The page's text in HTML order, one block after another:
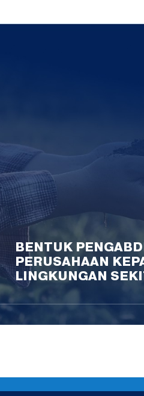
BENTUK
PERUSAHAAN
LINGKUNGAN